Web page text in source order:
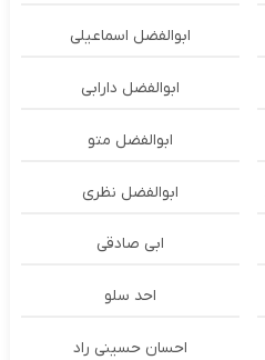
ابوالفضل اسماعیلی
ابوالفضل دارابی
ابوالفضل متو
ابوالفضل نظری
ابی صادقی
احد سلو
احسان حسینی راد